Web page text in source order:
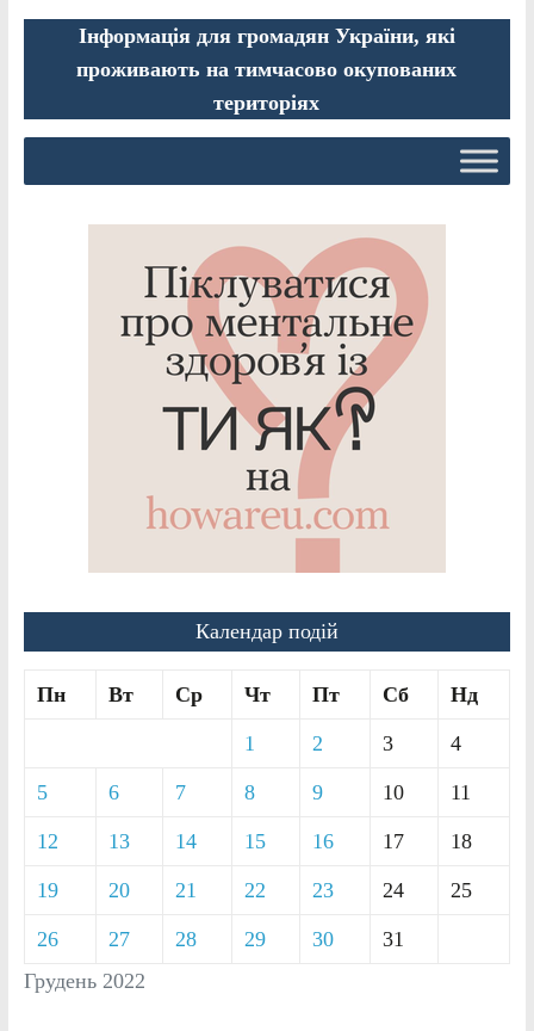
Інформація для громадян України, які
проживають на тимчасово окупованих
територіях
Календар подій
Грудень 2022
Пн Вт Ср Чт Пт Сб Нд
1 2 3 4
5 6 7 8 9 10 11
12 13 14 15 16 17 18
19 20 21 22 23 24 25
26 27 28 29 30 31